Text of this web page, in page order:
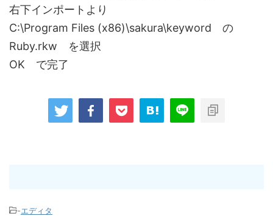
右下インポートより
C:\Program Files (x86)\sakura\keyword の
Ruby.rkw を選択
OK で完了
-エディタ